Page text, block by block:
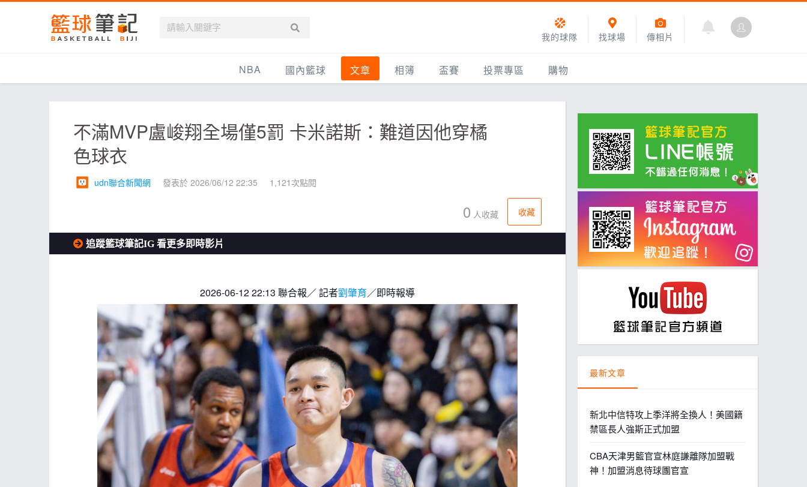
傳相片
找球場
我的球隊
NBA
最新資訊
新聞報導
戰績排名
國內籃球
新聞報導
台灣職籃
HBL
文章
全部
新聞報導
主打專題
相簿
精選相簿
網友相簿
盃賽
IMBC躍動籃球聯盟
DLIVE週末籃球聯賽
Ding Yu頂煜籃球聯盟
TYGS籃球聯盟
ELITE週日籃球聯盟
三重女子籃球聯盟
TBSL高中乙組小聯盟
淡水豆花聯盟
EMPOWER引爆運動訓練
ELITE週六籃球聯盟
屏東國民聯盟
CBC中壢籃球聯盟
Max中壢籃球聯盟
BTC籃球聯盟
ELITE週日籃球聯盟-中壢場
投票專區 購物
不滿MVP盧峻翔全場僅5罰 卡米諾斯：難道因他穿橘
色球衣
udn聯合新聞網 發表於 2026/06/12 22:35 1,121次點閱
0 人收藏 收藏
追蹤籃球筆記IG 看更多即時影片
2026-06-12 22:13 聯合報／ 記者劉肇育／即時報導
最新文章
新北中信特攻上季洋將全換人！美國籍
禁區長人強斯正式加盟
CBA天津男籃官宣林庭謙離隊加盟戰
神！加盟消息待球團官宣